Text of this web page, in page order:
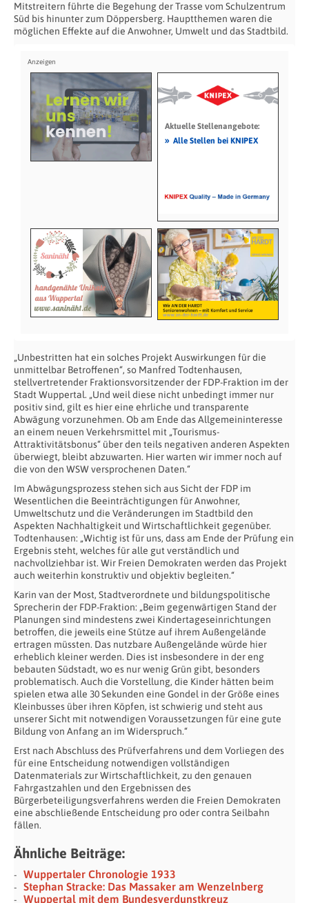
Mitstreitern führte die Begehung der Trasse vom Schulzentrum
Süd bis hinunter zum Döppersberg. Hauptthemen waren die
möglichen Effekte auf die Anwohner, Umwelt und das Stadtbild.
Aktuelle Stellenangebote:
» Alle Stellen bei KNIPEX
„Unbestritten hat ein solches Projekt Auswirkungen für die
unmittelbar Betroffenen“, so Manfred Todtenhausen,
stellvertretender Fraktionsvorsitzender der FDP-Fraktion im der
Stadt Wuppertal. „Und weil diese nicht unbedingt immer nur
positiv sind, gilt es hier eine ehrliche und transparente
Abwägung vorzunehmen. Ob am Ende das Allgemeininteresse
an einem neuen Verkehrsmittel mit „Tourismus-
Attraktivitätsbonus“ über den teils negativen anderen Aspekten
überwiegt, bleibt abzuwarten. Hier warten wir immer noch auf
die von den WSW versprochenen Daten.“
Im Abwägungsprozess stehen sich aus Sicht der FDP im
Wesentlichen die Beeinträchtigungen für Anwohner,
Umweltschutz und die Veränderungen im Stadtbild den
Aspekten Nachhaltigkeit und Wirtschaftlichkeit gegenüber.
Todtenhausen: „Wichtig ist für uns, dass am Ende der Prüfung ein
Ergebnis steht, welches für alle gut verständlich und
nachvollziehbar ist. Wir Freien Demokraten werden das Projekt
auch weiterhin konstruktiv und objektiv begleiten.“
Karin van der Most, Stadtverordnete und bildungspolitische
Sprecherin der FDP-Fraktion: „Beim gegenwärtigen Stand der
Planungen sind mindestens zwei Kindertageseinrichtungen
betroffen, die jeweils eine Stütze auf ihrem Außengelände
ertragen müssten. Das nutzbare Außengelände würde hier
erheblich kleiner werden. Dies ist insbesondere in der eng
bebauten Südstadt, wo es nur wenig Grün gibt, besonders
problematisch. Auch die Vorstellung, die Kinder hätten beim
spielen etwa alle 30 Sekunden eine Gondel in der Größe eines
Kleinbusses über ihren Köpfen, ist schwierig und steht aus
unserer Sicht mit notwendigen Voraussetzungen für eine gute
Bildung von Anfang an im Widerspruch.“
Erst nach Abschluss des Prüfverfahrens und dem Vorliegen des
für eine Entscheidung notwendigen vollständigen
Datenmaterials zur Wirtschaftlichkeit, zu den genauen
Fahrgastzahlen und den Ergebnissen des
Bürgerbeteiligungsverfahrens werden die Freien Demokraten
eine abschließende Entscheidung pro oder contra Seilbahn
fällen.
Ähnliche Beiträge:
Wuppertaler Chronologie 1933
Stephan Stracke: Das Massaker am Wenzelnberg
Wuppertal mit dem Bundesverdunstkreuz